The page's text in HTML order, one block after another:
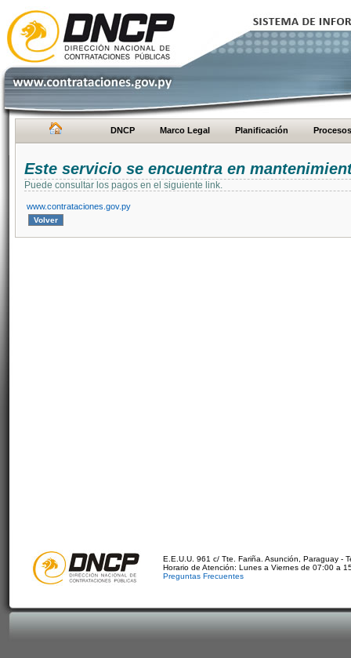
DNCP Marco Legal Planificación Procesos
Este servicio se encuentra en
Puede consultar los pagos en el siguiente link.
www.contrataciones.gov.py
E.E.U.U. 961 c/ Tte. Fariña. Asunción, Paraguay -
Horario de Atención: Lunes a Viernes de 07:00 a
Preguntas Frecuentes